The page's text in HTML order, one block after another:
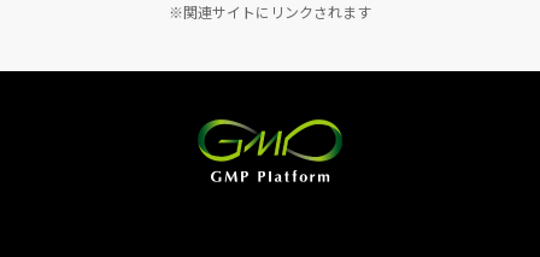
※関連サイトにリンクされます